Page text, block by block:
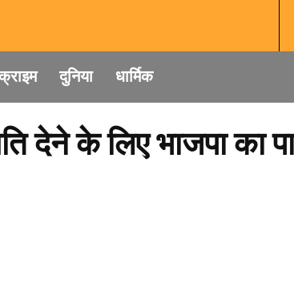
दुनिया धार्मिक
देने के लिए भाजपा का